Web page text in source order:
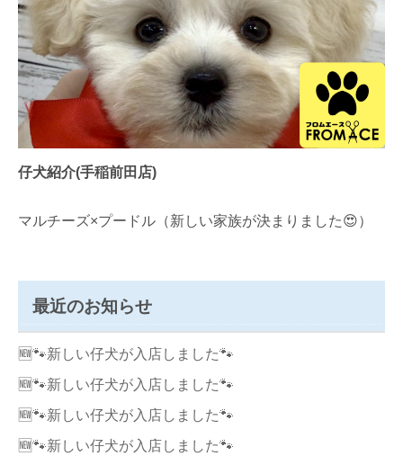
仔犬紹介(手稲前田店)
マルチーズ×プードル（新しい家族が決まりました😍）
最近のお知らせ
🆕🐾新しい仔犬が入店しました🐾
🆕🐾新しい仔犬が入店しました🐾
🆕🐾新しい仔犬が入店しました🐾
🆕🐾新しい仔犬が入店しました🐾